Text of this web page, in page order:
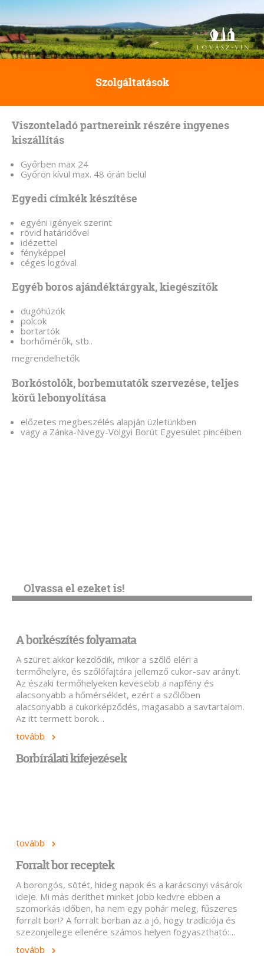
Szolgáltatások
Viszonteladó partnereink részére ingyenes
kiszállítás
Győrben max 24
Győrön kívül max. 48 órán belül
Egyedi címkék készítése
egyéni igények szerint
rövid határidővel
idézettel
fényképpel
céges logóval
Egyéb boros ajándéktárgyak, kiegészítők
dugóhúzók
polcok
bortartók
borhőmérők, stb..
megrendelhetők.
Borkóstolók, borbemutatók szervezése, teljes
körű lebonyolítása
előzetes megbeszélés alapján üzletünkben
vagy a Zánka-Nivegy-Völgyi Borút Egyesület pincéiben
Olvassa el ezeket is!
A borkészítés folyamata
A szüret akkor kezdődik, mikor a szőlő eléri a
termőhelyre, és szőlőfajtára jellemző cukor-sav arányt.
Az északi termőhelyeken kevesebb a napfény és
alacsonyabb a hőmérséklet, ezért a szőlőben
alacsonyabb a cukorképződés, magasabb a savtartalom.
Az itt termett borok…
tovább
Borbírálati kifejezések
tovább
Forralt bor receptek
A borongós, sötét, hideg napok és a karácsonyi vásárok
ideje. Mi más deríthet minket jobb kedvre ebben a
szomorkás időben, ha nem egy pohár meleg, fűszeres
forralt bor!? A forralt borban az a jó, hogy tradíciója és
szezonjellege ellenére számos helyen fogyasztható:…
tovább